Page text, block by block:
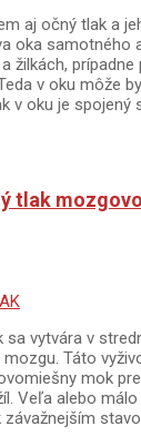
aj očný tlak a
oka samotného
žilkách,
v oku môže
v oku je spojený
tlak
vytvára v
Táto
mok
Veľa alebo
závažnejším